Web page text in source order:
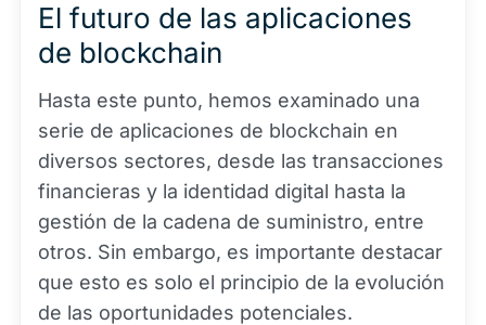
El futuro de las aplicaciones
de blockchain
Hasta este punto, hemos examinado una
serie de aplicaciones de blockchain en
diversos sectores, desde las transacciones
financieras y la identidad digital hasta la
gestión de la cadena de suministro, entre
otros. Sin embargo, es importante destacar
que esto es solo el principio de la evolución
de las oportunidades potenciales.